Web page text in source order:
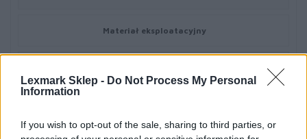
Lexmark Sklep - Do Not Process My Personal
Information
If you wish to opt-out of the sale, sharing to third parties, or
Materiał eksploatacyjny
Technologia druku: